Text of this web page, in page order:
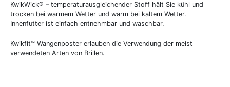
KwikWick® – temperaturausgleichender Stoff hält Sie kühl und
trocken bei warmem Wetter und warm bei kaltem Wetter.
Innenfutter ist einfach entnehmbar und waschbar.
Kwikfit™ Wangenposter erlauben die Verwendung der meist
verwendeten Arten von Brillen.